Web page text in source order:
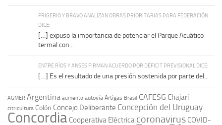
FRIGERIO Y BRAVO ANALIZAN OBRAS PRIORITARIAS PARA FEDERACIÓN
DICE:
[…] expuso la importancia de potenciar el Parque Acuático
termal con...
ENTRE RÍOS Y ANSES FIRMAN ACUERDO POR DÉFICIT PREVISIONAL DICE:
[…] Es el resultado de una presión sostenida por parte del...
AGMER Argentina aumento autovía Artigas Brasil CAFESG Chajarí
citricultura Colón Concejo Deliberante Concepción del Uruguay
Concordia Cooperativa Eléctrica coronavirus COVID-